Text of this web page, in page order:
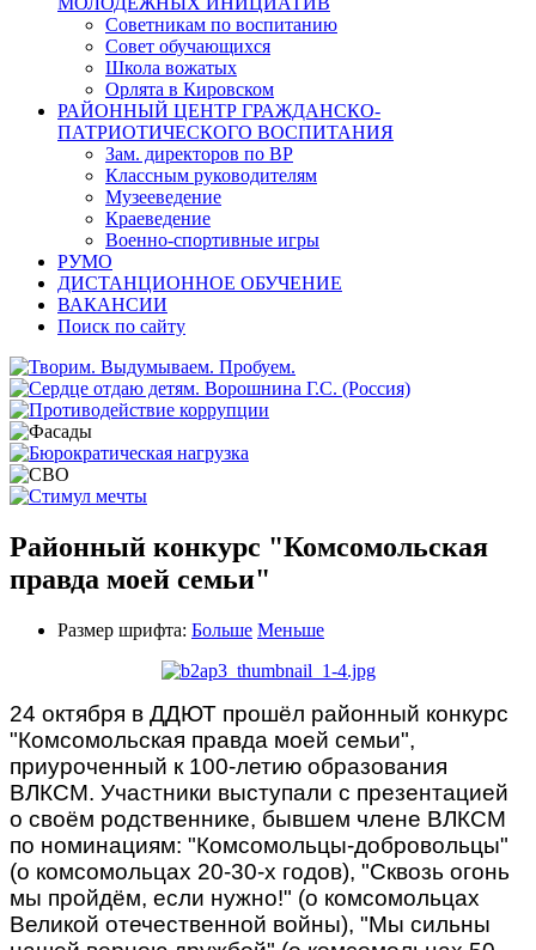
Советникам по воспитанию
Совет обучающихся
Школа вожатых
Орлята в Кировском
РАЙОННЫЙ ЦЕНТР ГРАЖДАНСКО-
ПАТРИОТИЧЕСКОГО ВОСПИТАНИЯ
Зам. директоров по ВР
Классным руководителям
Музееведение
Краеведение
Военно-спортивные игры
РУМО
ДИСТАНЦИОННОЕ ОБУЧЕНИЕ
ВАКАНСИИ
Поиск по сайту
Районный конкурс "Комсомольская
правда моей семьи"
Размер шрифта: Больше Меньше
24 октября в ДДЮТ прошёл районный конкурс
"Комсомольская правда моей семьи",
приуроченный к 100-летию образования
ВЛКСМ. Участники выступали с презентацией
о своём родственнике, бывшем члене ВЛКСМ
по номинациям: "Комсомольцы-добровольцы"
(о комсомольцах 20-30-х годов), "Сквозь огонь
мы пройдём, если нужно!" (о комсомольцах
Великой отечественной войны), "Мы сильны